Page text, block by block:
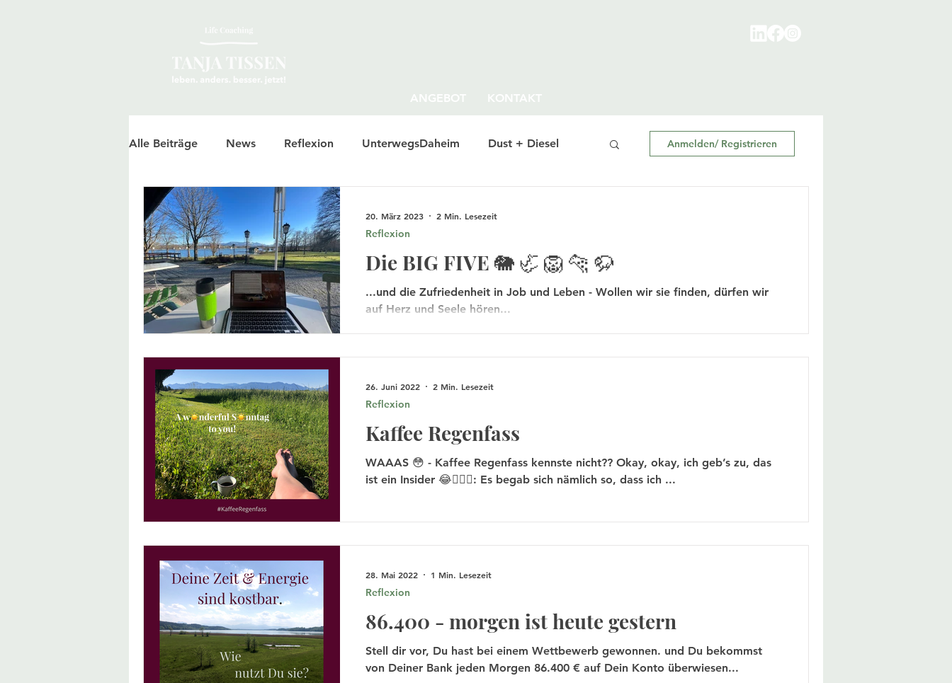
Alle Beiträge News Reflexion UnterwegsDaheim Dust + Diesel
Jakobsweg Erfahrungen
Anmelden/ Registrieren
Die BIG FIVE 🐘 🦏 🦁 🐆 🦬
...und die Zufriedenheit in Job und Leben - Wollen wir sie finden, dürfen wir
auf Herz und Seele hören...
Reflexion
20. März 2023 2 Min. Lesezeit
Kaffee Regenfass
WAAAS 😳 - Kaffee Regenfass kennste nicht?? Okay, okay, ich geb’s zu, das
ist ein Insider 😂🤷🏼‍♀️: Es begab sich nämlich so, dass ich ...
Reflexion
26. Juni 2022 2 Min. Lesezeit
86.400 - morgen ist heute gestern
Stell dir vor, Du hast bei einem Wettbewerb gewonnen. und Du bekommst
von Deiner Bank jeden Morgen 86.400 € auf Dein Konto überwiesen...
Reflexion
28. Mai 2022 1 Min. Lesezeit